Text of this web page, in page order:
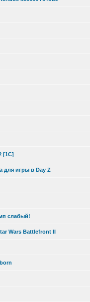
[1С]
для игры в Day Z
слабый!
Wars Battlefront II